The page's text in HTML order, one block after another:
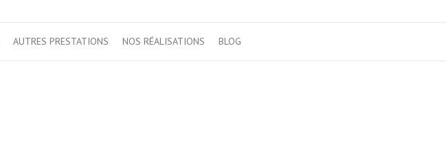
AUTRES PRESTATIONS NOS RÉALISATIONS BLOG